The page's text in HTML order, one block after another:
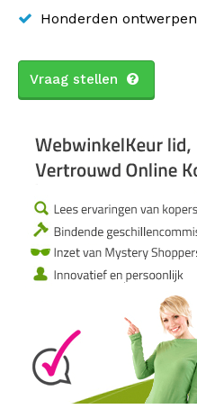
Honderden ontwerpen
Vraag stellen